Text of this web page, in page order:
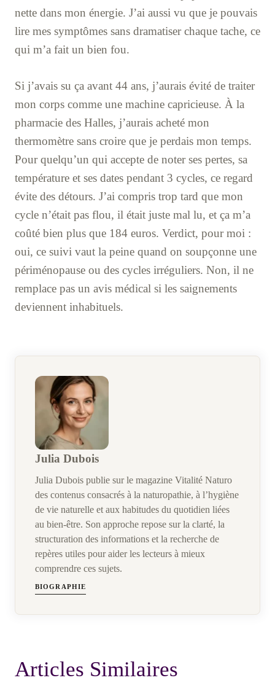
nette dans mon énergie. J’ai aussi vu que je pouvais
lire mes symptômes sans dramatiser chaque tache, ce
qui m’a fait un bien fou.
Si j’avais su ça avant 44 ans, j’aurais évité de traiter
mon corps comme une machine capricieuse. À la
pharmacie des Halles, j’aurais acheté mon
thermomètre sans croire que je perdais mon temps.
Pour quelqu’un qui accepte de noter ses pertes, sa
température et ses dates pendant 3 cycles, ce regard
évite des détours. J’ai compris trop tard que mon
cycle n’était pas flou, il était juste mal lu, et ça m’a
coûté bien plus que 184 euros. Verdict, pour moi :
oui, ce suivi vaut la peine quand on soupçonne une
périménopause ou des cycles irréguliers. Non, il ne
remplace pas un avis médical si les saignements
deviennent inhabituels.
Julia Dubois
Julia Dubois publie sur le magazine Vitalité Naturo
des contenus consacrés à la naturopathie, à l’hygiène
de vie naturelle et aux habitudes du quotidien liées
au bien-être. Son approche repose sur la clarté, la
structuration des informations et la recherche de
repères utiles pour aider les lecteurs à mieux
comprendre ces sujets.
BIOGRAPHIE
Articles Similaires